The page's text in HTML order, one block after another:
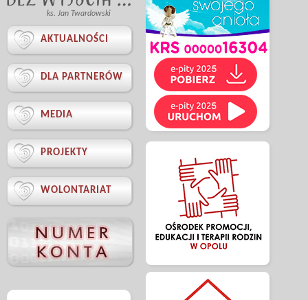
ks. Jan Twardowski
 AKTUALNOŚCI
 DLA PARTNERÓW
 MEDIA
 PROJEKTY
 WOLONTARIAT